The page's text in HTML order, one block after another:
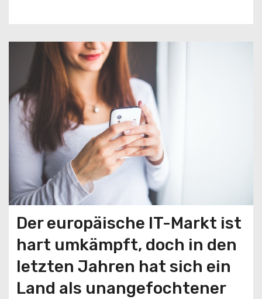
Der europäische IT-Markt ist
hart umkämpft, doch in den
letzten Jahren hat sich ein
Land als unangefochtener